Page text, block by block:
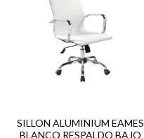
SILLON ALUMINIUM EAMES
BLANCO RESPALDO BAJO